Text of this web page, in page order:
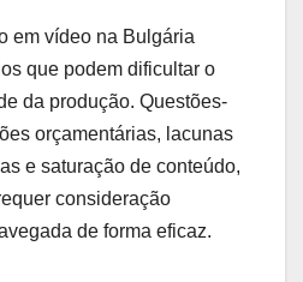
em vídeo na Bulgária
que podem dificultar o
da produção. Questões-
orçamentárias, lacunas
e saturação de conteúdo,
consideração
de forma eficaz.